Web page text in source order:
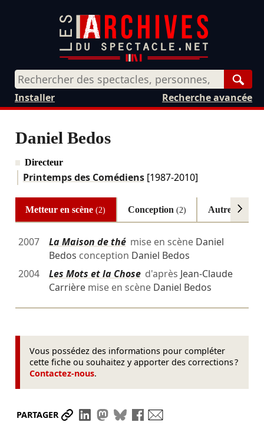
Recherche avancée
Installer
Daniel Bedos
Directeur
Printemps des Comédiens[1987-2010]
Metteur en scène(2) Conception (2) Autres(4)
2007 La Maison de thémise en scène Daniel
Bedos conception Daniel Bedos
2004
Les Mots et la Chosed'après Jean-Claude
Carrièremise en scène Daniel Bedos
Vous possédez des informations pour compléter
cette fiche ou souhaitez y apporter des corrections ?
Contactez-nous.
PARTAGER Partager le lien
Partager sur LinkedIn
Partager sur Mastodon
Partager sur Bluesky
Partager sur Facebook